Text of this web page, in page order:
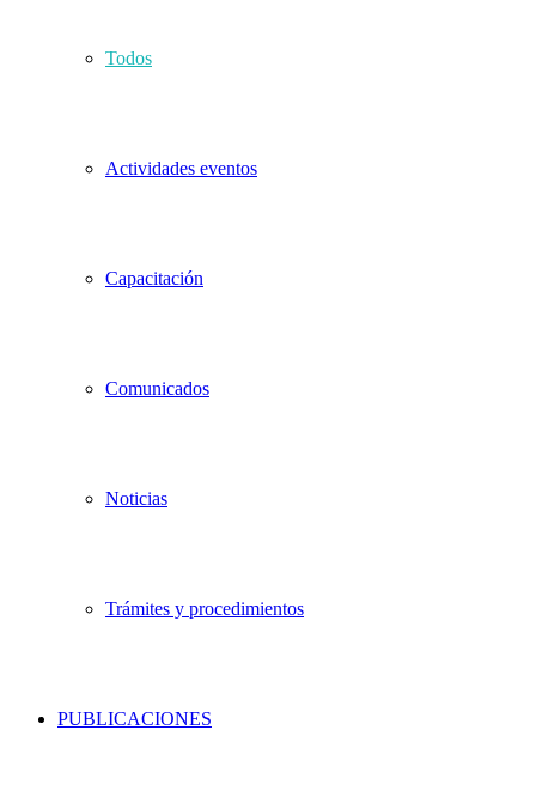
Todos
Actividades eventos
Capacitación
Comunicados
Noticias
Trámites y procedimientos
PUBLICACIONES